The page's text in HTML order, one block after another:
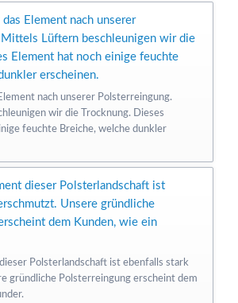
nach unserer Polsterreingung.
wir die Trocknung. Dieses
feuchte Breiche, welche dunkler
Polsterlandschaft ist ebenfalls stark
gründliche Polsterreingung erscheint dem